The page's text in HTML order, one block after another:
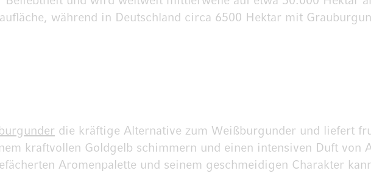
während in Deutschland circa 6500 Hektar mit
die kräftige Alternative zum Weißburgunder und liefert
kraftvollen Goldgelb schimmern und einen intensiven Duft von
Aromenpalette und seinem geschmeidigen Charakter